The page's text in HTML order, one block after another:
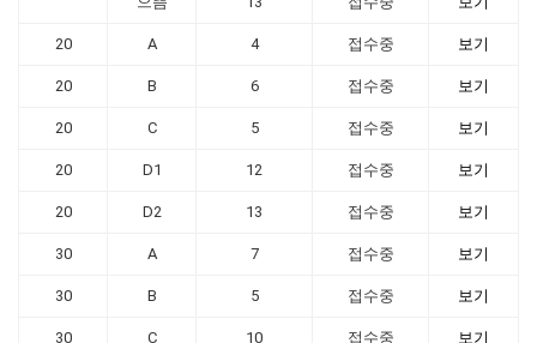
20 A 4 접수중 보기
20 B 6 접수중 보기
20 C 5 접수중 보기
20 D1 12 접수중 보기
20 D2 13 접수중 보기
30 A 7 접수중 보기
30 B 5 접수중 보기
30 C 10 접수중 보기